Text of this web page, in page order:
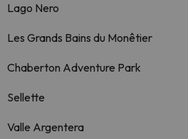
Lago Nero
Les Grands Bains du Monêtier
Chaberton Adventure Park
Sellette
Valle Argentera